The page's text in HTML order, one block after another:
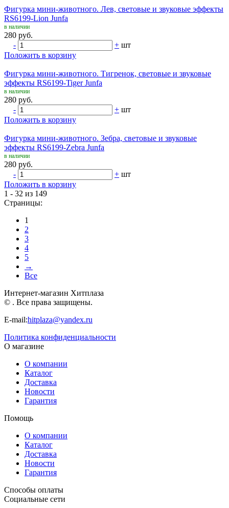
Фигурка мини-животного. Лев, световые и звуковые эффекты
RS6199-Lion Junfa
в наличии
280 руб.
-
+ шт
Положить в корзину
Фигурка мини-животного. Тигренок, световые и звуковые
эффекты RS6199-Tiger Junfa
в наличии
280 руб.
-
+ шт
Положить в корзину
Фигурка мини-животного. Зебра, световые и звуковые
эффекты RS6199-Zebra Junfa
в наличии
280 руб.
-
+ шт
Положить в корзину
1 - 32 из 149
Страницы:
1
2
3
4
5
→
Все
Интернет-магазин Хитплаза
© . Все права защищены.
E-mail:hitplaza@yandex.ru
Политика конфиденциальности
О магазине
О компании
Каталог
Доставка
Новости
Гарантия
Помощь
О компании
Каталог
Доставка
Новости
Гарантия
Способы оплаты
Социальные сети